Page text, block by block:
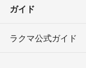
ガイド
ラクマ公式ガイド